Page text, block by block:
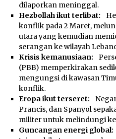
dilaporkan meninggal.
Hezbollah ikut terlibat:
konflik pada 2 Maret,
utara yang kemudian
serangan ke wilayah
Krisis kemanusiaan:
(PBB) memperkirakan
mengungsi di kawasan
konflik.
Eropa ikut terseret:
Prancis, dan Spanyol
militer untuk melindungi
Guncangan energi global: